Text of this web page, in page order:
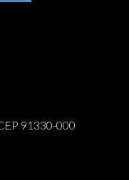
91330-000